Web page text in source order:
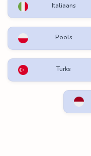
Italiaans
Pools
Turks